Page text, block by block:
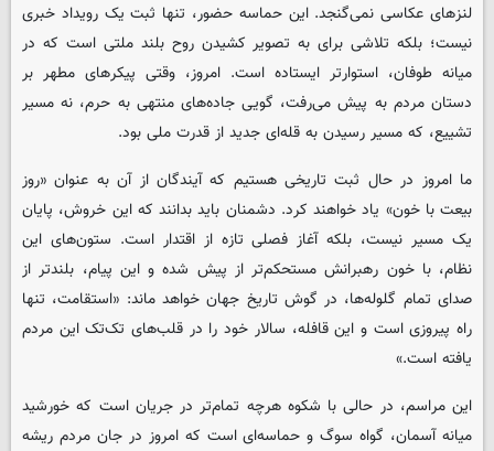
لنزهای عکاسی نمی‌گنجد. این حماسه حضور، تنها ثبت یک رویداد خبری
نیست؛ بلکه تلاشی برای به تصویر کشیدن روح بلند ملتی است که در
میانه طوفان، استوارتر ایستاده است. امروز، وقتی پیکرهای مطهر بر
دستان مردم به پیش می‌رفت، گویی جاده‌های منتهی به حرم، نه مسیر
تشییع، که مسیر رسیدن به قله‌ای جدید از قدرت ملی بود.
ما امروز در حال ثبت تاریخی هستیم که آیندگان از آن به عنوان «روز
بیعت با خون» یاد خواهند کرد. دشمنان باید بدانند که این خروش، پایان
یک مسیر نیست، بلکه آغاز فصلی تازه از اقتدار است. ستون‌های این
نظام، با خون رهبرانش مستحکم‌تر از پیش شده و این پیام، بلندتر از
صدای تمام گلوله‌ها، در گوش تاریخ جهان خواهد ماند: «استقامت، تنها
راه پیروزی است و این قافله، سالار خود را در قلب‌های تک‌تک این مردم
یافته است.»
این مراسم، در حالی با شکوه هرچه تمام‌تر در جریان است که خورشید
میانه آسمان، گواه سوگ و حماسه‌ای است که امروز در جان مردم ریشه‌